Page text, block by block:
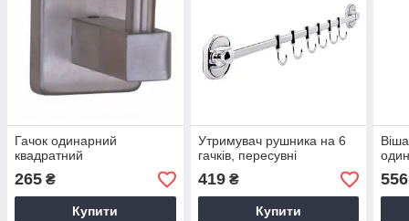
Гачок одинарний
квадратний
265 ₴
Купити
Утримувач рушника на 6
гачків, пересувні
419₴
Купити
556